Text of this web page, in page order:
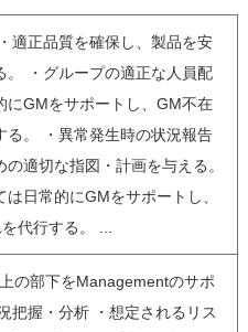
適正品質を確保し、製品を安
。 ・グループの適正な人員配
にGMをサポートし、GM不在
る。 ・異常発生時の状況報告
適切な指図・計画を与える。
は日常的にGMをサポートし、
代行する。 ...
の部下をManagementのサポ
把握・分析 ・想定されるリス